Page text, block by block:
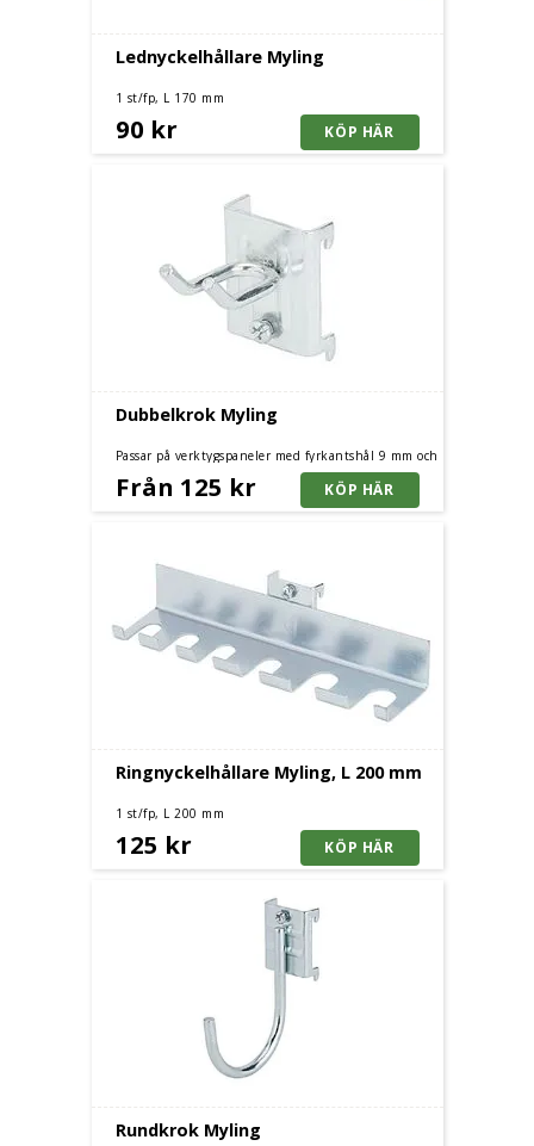
Lednyckelhållare Myling
1 st/fp, L 170 mm
90 kr
Dubbelkrok Myling
Passar på verktygspaneler med fyrkantshål 9 mm och
Från 125 kr
Ringnyckelhållare Myling, L 200 mm
1 st/fp, L 200 mm
125 kr
Rundkrok Myling